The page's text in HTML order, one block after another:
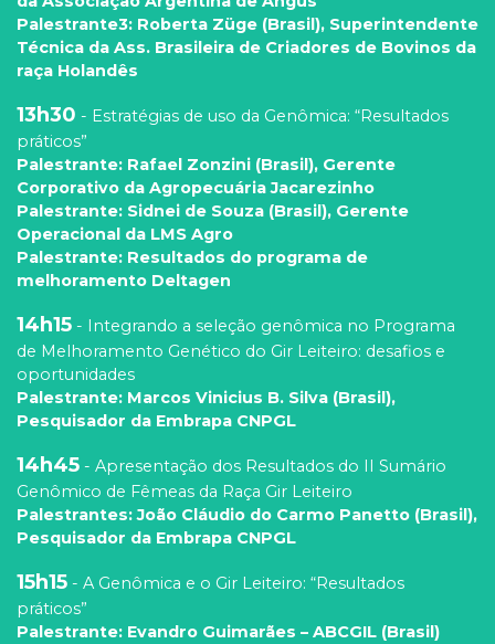
Palestrante3: Roberta Züge (Brasil), Superintendente
Técnica da Ass. Brasileira de Criadores de Bovinos da
raça Holandês
13h30 - Estratégias de uso da Genômica: “Resultados
práticos”
Palestrante: Rafael Zonzini (Brasil), Gerente
Corporativo da Agropecuária Jacarezinho
Palestrante: Sidnei de Souza (Brasil), Gerente
Operacional da LMS Agro
Palestrante: Resultados do programa de
melhoramento Deltagen
14h15 - Integrando a seleção genômica no Programa
de Melhoramento Genético do Gir Leiteiro: desafios e
oportunidades
Palestrante: Marcos Vinicius B. Silva (Brasil),
Pesquisador da Embrapa CNPGL
14h45 - Apresentação dos Resultados do II Sumário
Genômico de Fêmeas da Raça Gir Leiteiro
Palestrantes: João Cláudio do Carmo Panetto (Brasil),
Pesquisador da Embrapa CNPGL
15h15 - A Genômica e o Gir Leiteiro: “Resultados
práticos”
Palestrante: Evandro Guimarães – ABCGIL (Brasil)